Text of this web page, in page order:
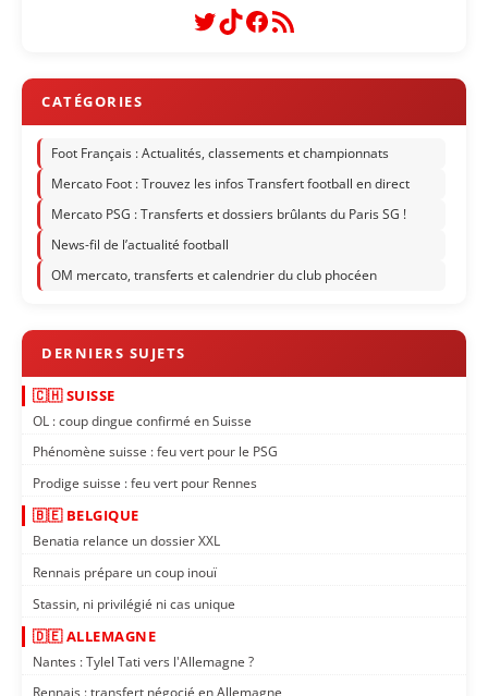
Twitter
TikTok
Facebook
Flux RSS
Foot Français : Actualités, classements et championnats
Mercato Foot : Trouvez les infos Transfert football en direct
Mercato PSG : Transferts et dossiers brûlants du Paris SG !
News-fil de l’actualité football
OM mercato, transferts et calendrier du club phocéen
🇨🇭 SUISSE
OL : coup dingue confirmé en Suisse
Phénomène suisse : feu vert pour le PSG
Prodige suisse : feu vert pour Rennes
🇧🇪 BELGIQUE
Benatia relance un dossier XXL
Rennais prépare un coup inouï
Stassin, ni privilégié ni cas unique
🇩🇪 ALLEMAGNE
Nantes : Tylel Tati vers l'Allemagne ?
Rennais : transfert négocié en Allemagne